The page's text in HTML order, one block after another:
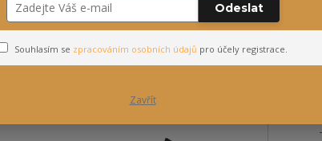
Odeslat
Souhlasím se zpracováním osobních údajů pro účely registrace.
Zavřít